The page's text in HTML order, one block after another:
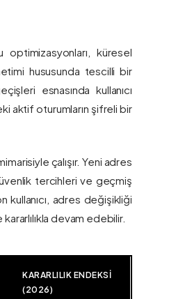
küresel
hususunda tescilli bir
esnasında kullanıcı
aktif oturumların şifreli bir
çalışır. Yeni adres
tercihleri ve geçmiş
kullanıcı, adres değişikliği
devam edebilir.
KARARLILIK ENDEKSI
(2026)